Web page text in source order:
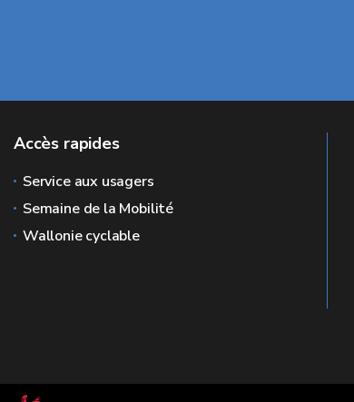
Accès rapides
Service aux usagers
Semaine de la Mobilité
Wallonie cyclable